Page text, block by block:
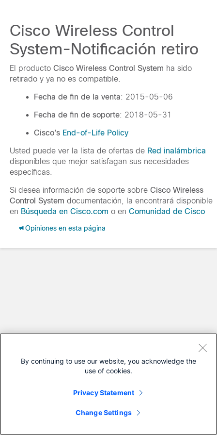
Cisco Wireless Control
System-Notificación retiro
El producto Cisco Wireless Control System ha sido
retirado y ya no es compatible.
Fecha de fin de la venta: 2015-05-06
Fecha de fin de soporte: 2018-05-31
Cisco's End-of-Life Policy
Usted puede ver la lista de ofertas de Red inalámbrica
disponibles que mejor satisfagan sus necesidades
específicas.
Si desea información de soporte sobre Cisco Wireless
Control System documentación, la encontrará disponible
en Búsqueda en Cisco.com o en Comunidad de Cisco
Opiniones en esta página
By continuing to use our website, you acknowledge the
use of cookies.
Privacy Statement
Change Settings